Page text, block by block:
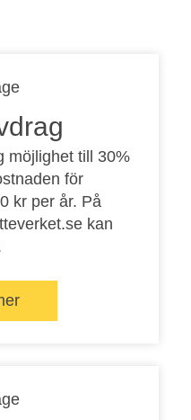
möjlighet till 30%
för
kr per år. På
kan